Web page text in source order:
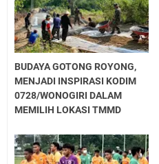
BUDAYA GOTONG ROYONG,
MENJADI INSPIRASI KODIM
0728/WONOGIRI DALAM
MEMILIH LOKASI TMMD